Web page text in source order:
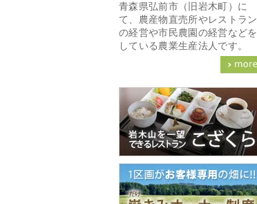
青森県弘前市（旧岩木町）に
て、農産物直売所やレストラン
の経営や市民農園の経営などを
している農業生産法人です。